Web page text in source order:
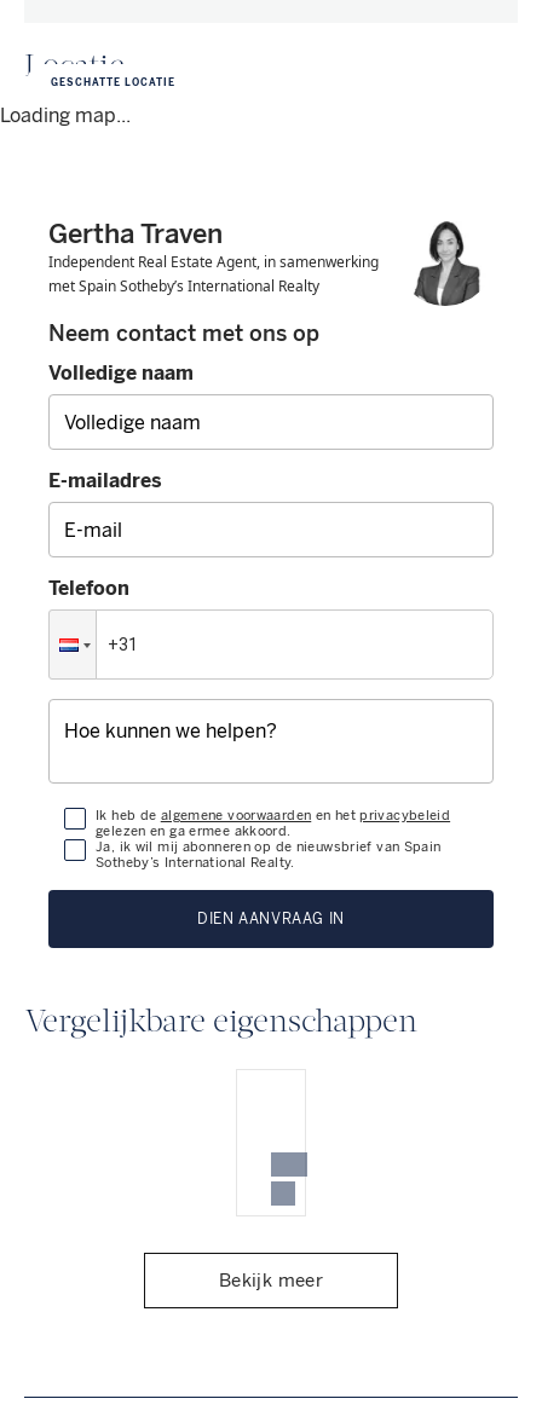
Locatie
Loading map...
GESCHATTE LOCATIE
Gertha Traven
Independent Real Estate Agent, in samenwerking
met Spain Sotheby’s International Realty
Neem contact met ons op
Volledige naam
E-mailadres
Telefoon
Ik heb de algemene voorwaarden en hetprivacybeleid
gelezen en ga ermee akkoord.
Ja, ik wil mij abonneren op de nieuwsbrief van Spain
Sotheby’s International Realty.
DIEN AANVRAAG IN
Vergelijkbare eigenschappen
Bekijk meer